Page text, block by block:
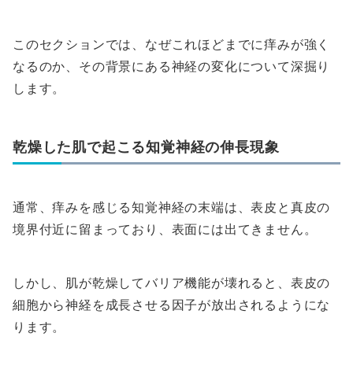
このセクションでは、なぜこれほどまでに痒みが強く
なるのか、その背景にある神経の変化について深掘り
します。
乾燥した肌で起こる知覚神経の伸長現象
通常、痒みを感じる知覚神経の末端は、表皮と真皮の
境界付近に留まっており、表面には出てきません。
しかし、肌が乾燥してバリア機能が壊れると、表皮の
細胞から神経を成長させる因子が放出されるようにな
ります。